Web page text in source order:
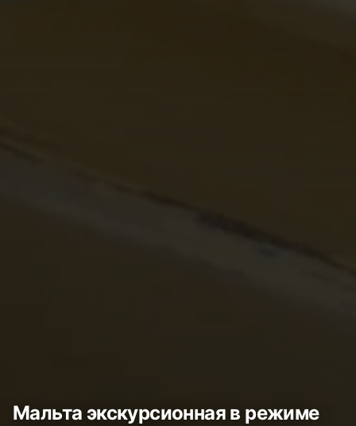
Мальта экскурсионная в режиме